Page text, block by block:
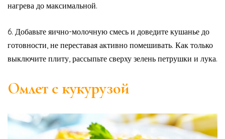
нагрева до максимальной.
6. Добавьте яично-молочную смесь и доведите кушанье до
готовности, не переставая активно помешивать. Как только
выключите плиту, рассыпьте сверху зелень петрушки и лука.
Омлет с кукурузой